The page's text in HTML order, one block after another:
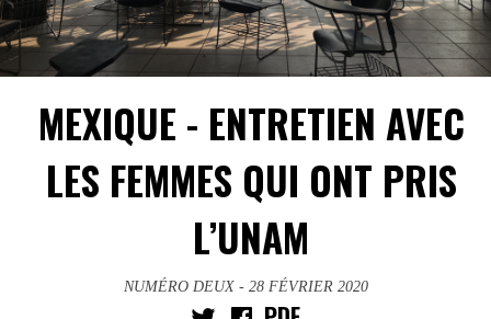
MEXIQUE - ENTRETIEN AVEC
LES FEMMES QUI ONT PRIS
L’UNAM
NUMÉRO DEUX - 28 FÉVRIER 2020